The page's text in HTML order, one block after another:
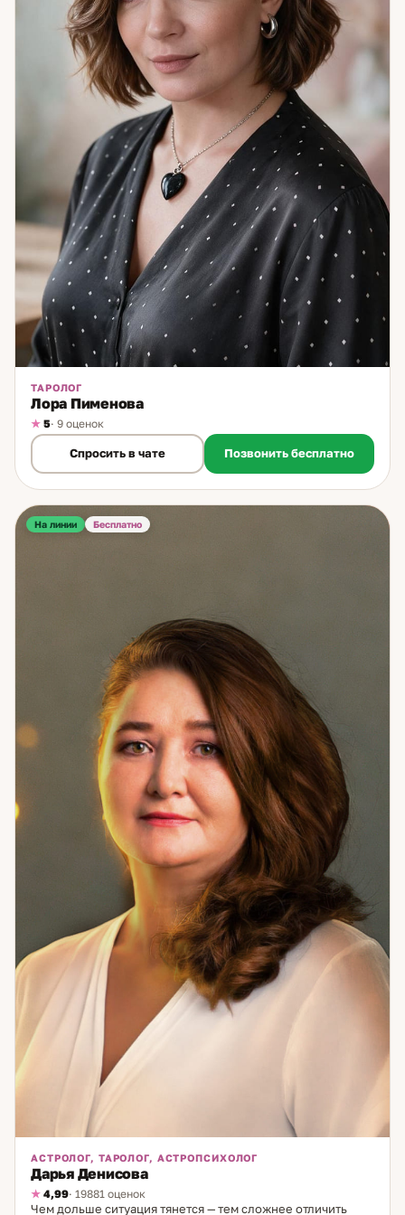
ТАРОЛОГ
Лора Пименова
5· 9 оценок
Спросить в чате Позвонить бесплатно
На линии Бесплатно
АСТРОЛОГ, ТАРОЛОГ, АСТРОПСИХОЛОГ
Дарья Денисова
4,99· 19881 оценок
Чем дольше ситуация тянется — тем сложнее отличить